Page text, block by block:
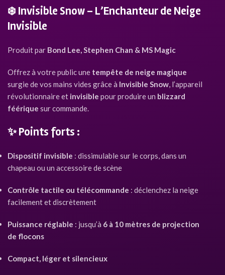
❄️ Invisible Snow – L’Enchanteur de Neige
Invisible
Produit par Bond Lee, Stephen Chan & MS Magic
Offrez à votre public une tempête de neige magique
surgie de vos mains vides grâce à Invisible Snow , l’appareil
révolutionnaire et invisible pour produire un blizzard
féérique sur commande.
✨Points forts :
Dispositif invisible : dissimulable sur le corps, dans un
chapeau ou un accessoire de scène
Contrôle tactile ou télécommande : déclenchez la neige
facilement et discrètement
Puissance réglable : jusqu’à 6 à 10 mètres de projection
de flocons
Compact, léger et silencieux